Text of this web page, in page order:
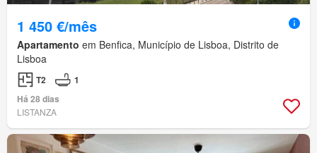
1 450 €/mês
Apartamento em Benfica, Município de Lisboa, Distrito de
Lisboa
T2
1
Há 28 dias
LISTANZA